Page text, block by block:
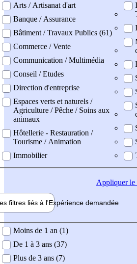
Arts / Artisanat d'art
Banque / Assurance
Bâtiment / Travaux Publics (61)
Commerce / Vente
Communication / Multimédia
Conseil / Etudes
Direction d'entreprise
Espaces verts et naturels /
Agriculture / Pêche / Soins aux
animaux
Hôtellerie - Restauration /
Tourisme / Animation
Immobilier
Appliquerle
filtres liés à l'Expérience demandée
demandée
Moins de 1 an (1)
De 1 à 3 ans (37)
Plus de 3 ans (7)